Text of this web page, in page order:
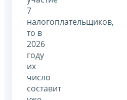
7
налогоплательщиков,
то в
2026
году
их
число
составит